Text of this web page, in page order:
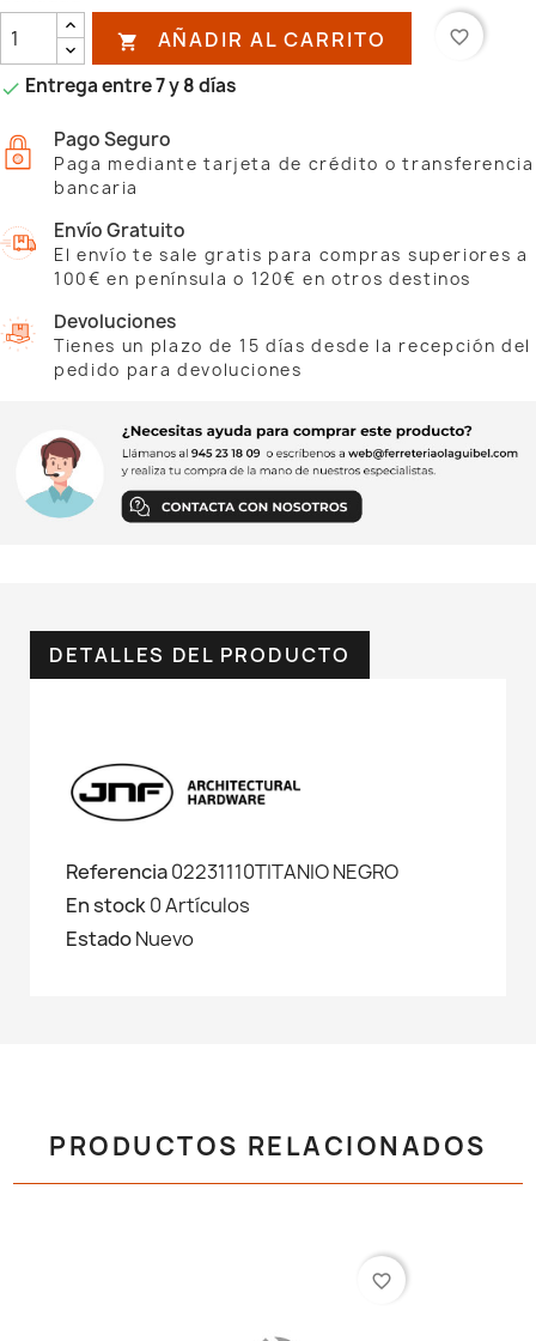
 AÑADIR AL CARRITO favorite_border
 Entrega entre 7 y 8 días
Pago Seguro
Paga mediante tarjeta de crédito o transferencia
bancaria
Envío Gratuito
El envío te sale gratis para compras superiores a
100€ en península o 120€ en otros destinos
Devoluciones
Tienes un plazo de 15 días desde la recepción del
pedido para devoluciones
DETALLES DEL PRODUCTO
Referencia02231110TITANIO NEGRO
En stock0 Artículos
EstadoNuevo
PRODUCTOS RELACIONADOS
favorite_border